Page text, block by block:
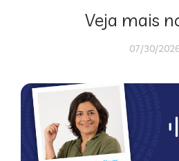
Veja mais
07/30/